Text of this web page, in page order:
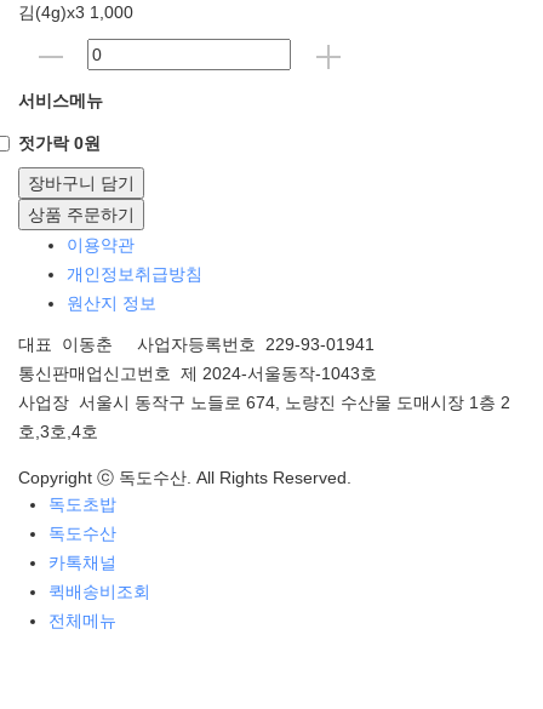
김(4g)x3 1,000
서비스메뉴
젓가락 0원
장바구니 담기
상품 주문하기
이용약관
개인정보취급방침
원산지 정보
대표 이동춘 사업자등록번호 229-93-01941
통신판매업신고번호 제 2024-서울동작-1043호
사업장 서울시 동작구 노들로 674, 노량진 수산물 도매시장 1층 2
호,3호,4호
Copyright ⓒ 독도수산. All Rights Reserved.
독도초밥
독도수산
카톡채널
퀵배송비조회
전체메뉴